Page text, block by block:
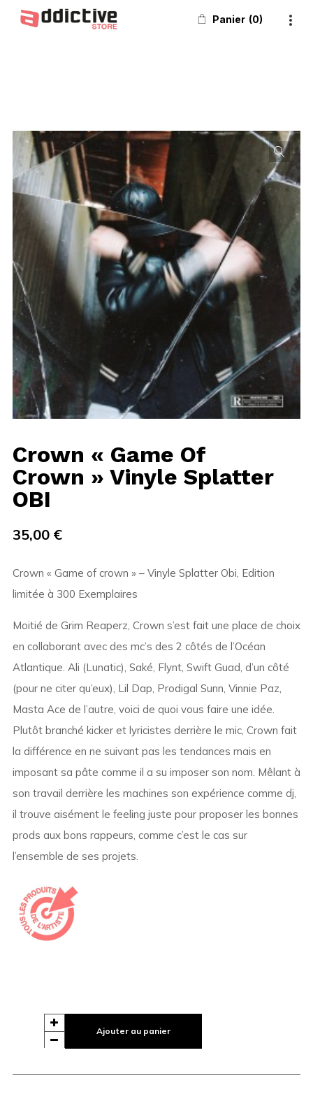
Panier 0
Crown « Game Of
Crown » Vinyle Splatter
OBI
35,00 €
Crown « Game of crown » – Vinyle Splatter Obi, Edition
limitée à 300 Exemplaires
Moitié de Grim Reaperz, Crown s’est fait une place de choix
en collaborant avec des mc’s des 2 côtés de l’Océan
Atlantique. Ali (Lunatic), Saké, Flynt, Swift Guad, d’un côté
(pour ne citer qu’eux), Lil Dap, Prodigal Sunn, Vinnie Paz,
Masta Ace de l’autre, voici de quoi vous faire une idée.
Plutôt branché kicker et lyricistes derrière le mic, Crown fait
la différence en ne suivant pas les tendances mais en
imposant sa pâte comme il a su imposer son nom. Mêlant à
son travail derrière les machines son expérience comme dj,
il trouve aisément le feeling juste pour proposer les bonnes
prods aux bons rappeurs, comme c’est le cas sur
l’ensemble de ses projets.
Ajouter au panier